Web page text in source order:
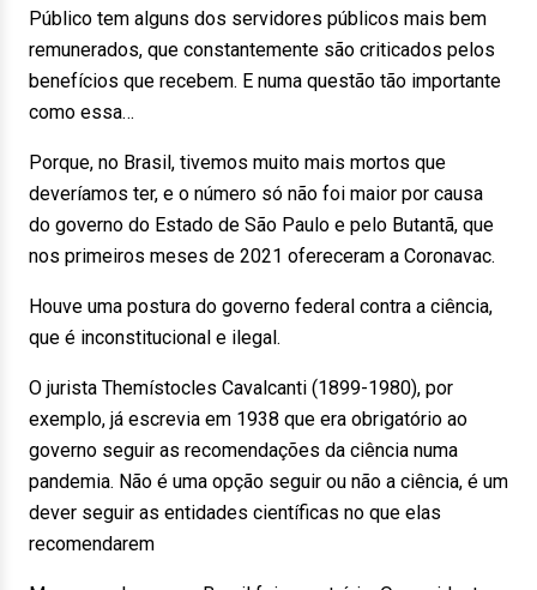
Público tem alguns dos servidores públicos mais bem
remunerados, que constantemente são criticados pelos
benefícios que recebem. E numa questão tão importante
como essa…
Porque, no Brasil, tivemos muito mais mortos que
deveríamos ter, e o número só não foi maior por causa
do governo do Estado de São Paulo e pelo Butantã, que
nos primeiros meses de 2021 ofereceram a Coronavac.
Houve uma postura do governo federal contra a ciência,
que é inconstitucional e ilegal.
O jurista Themístocles Cavalcanti (1899-1980), por
exemplo, já escrevia em 1938 que era obrigatório ao
governo seguir as recomendações da ciência numa
pandemia. Não é uma opção seguir ou não a ciência, é um
dever seguir as entidades científicas no que elas
recomendarem